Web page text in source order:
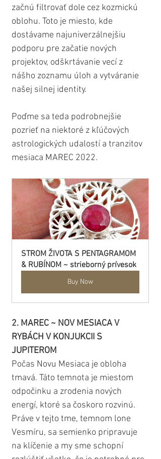
začnú filtrovať dole cez kozmickú
oblohu. Toto je miesto, kde
dostávame najuniverzálnejšiu
podporu pre začatie nových
projektov, odškrtávanie vecí z
nášho zoznamu úloh a vytváranie
našej silnej identity.
Poďme sa teda podrobnejšie
pozrieť na niektoré z kľúčových
astrologických udalostí a tranzitov
mesiaca MAREC 2022.
STROM ŽIVOTA S PENTAGRAMOM
& RUBÍNOM ~ strieborný prívesok
Buy Now
2. MAREC ~ NOV MESIACA V
RYBÁCH V KONJUKCII S
JUPITEROM
Počas Novu Mesiaca je obloha
tmavá. Táto temnota je miestom
odpočinku a zrodenia nových
energí, ktoré sa čoskoro rozvinú.
Práve v tejto tme, temnom lone
Vesmíru, sa semienko pripravuje
na klíčenie a my sme schopní